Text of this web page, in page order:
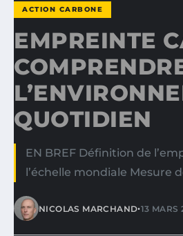
ACTION CARBONE
EMPREINTE
QUOTIDIEN
EN BREF Définition de
l’échelle mondiale Mesure
NICOLAS MARCHAND•13 MARS